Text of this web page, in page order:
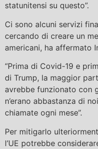
statunitensi su questo”.
Ci sono alcuni servizi
cercando di creare un
americani, ha affermato
“Prima di Covid-19 e
di Trump, la maggior
avrebbe funzionato con
n’erano abbastanza di
chiamate ogni mese”.
Per mitigarlo
l’UE potrebbe